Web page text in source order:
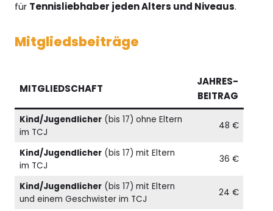
für Tennisliebhaber jeden Alters und Niveaus.
Mitgliedsbeiträge
MITGLIEDSCHAFT
JAHRES-
BEITRAG
Kind/Jugendlicher(bis 17) ohne Eltern
im TCJ
48 €
Kind/Jugendlicher(bis 17) mit Eltern
im TCJ
36 €
Kind/Jugendlicher(bis 17) mit Eltern
und einem Geschwister im TCJ
24 €